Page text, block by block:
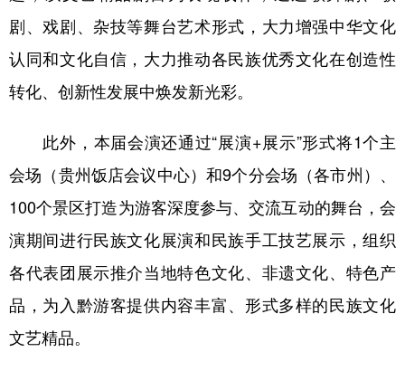
多语种频道
English Español Français عربى
Русский язык 日本語
Deutsch Português
剧、戏剧、杂技等舞台艺术形式，大力增强中华文化
认同和文化自信，大力推动各民族优秀文化在创造性
转化、创新性发展中焕发新光彩。
此外，本届会演还通过“展演+展示”形式将1个主
会场（贵州饭店会议中心）和9个分会场（各市州）、
100个景区打造为游客深度参与、交流互动的舞台，会
演期间进行民族文化展演和民族手工技艺展示，组织
各代表团展示推介当地特色文化、非遗文化、特色产
品，为入黔游客提供内容丰富、形式多样的民族文化
文艺精品。